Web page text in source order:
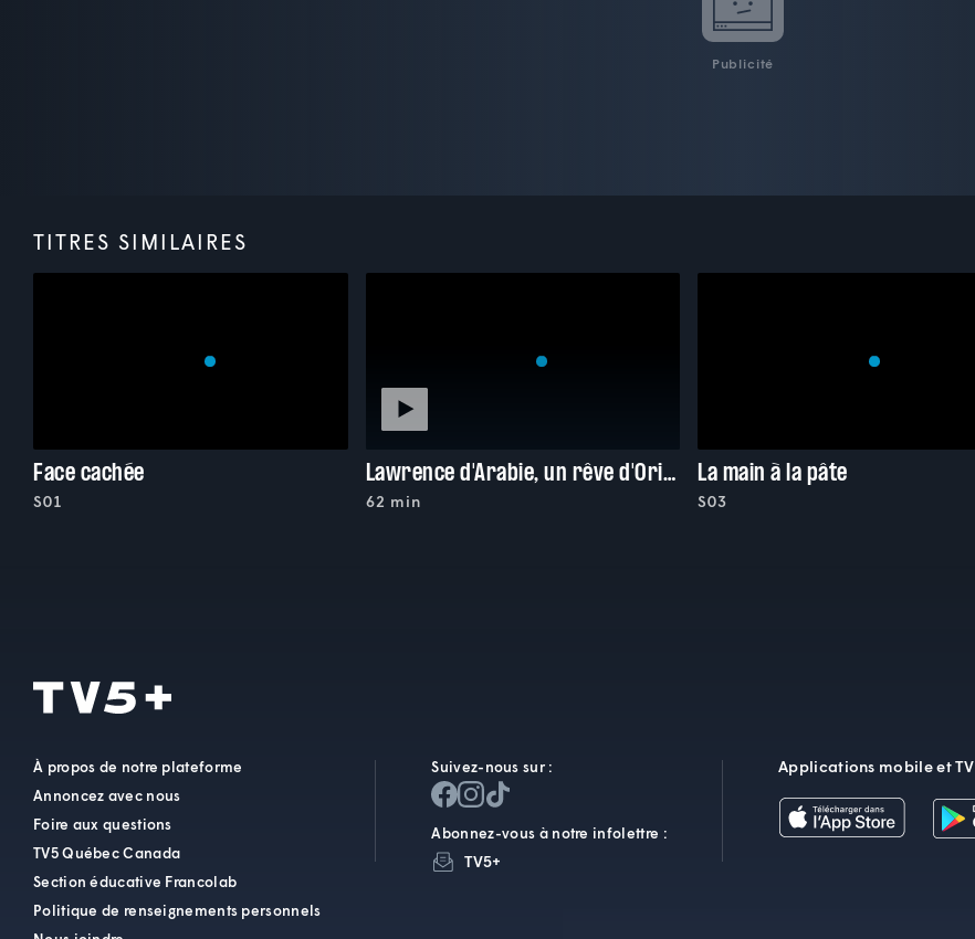
Publicité
TITRES SIMILAIRES
Face cachée
S01
Lawrence d'Arabie, un rêve d'Orient
62 min
La main à la pâte
S03
À propos de notre plateforme
Annoncez avec nous
Foire aux questions
TV5 Québec Canada
Section éducative Francolab
Politique de renseignements personnels
Suivez-nous sur :
Abonnez-vous à notre infolettre :
TV5+
Applications mobile et TV